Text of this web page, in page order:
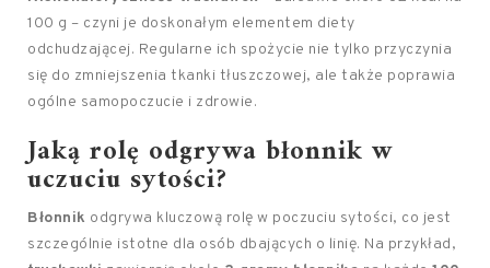
100 g – czyni je doskonałym elementem diety
odchudzającej. Regularne ich spożycie nie tylko przyczynia
się do zmniejszenia tkanki tłuszczowej, ale także poprawia
ogólne samopoczucie i zdrowie.
Jaką rolę odgrywa błonnik w
uczuciu sytości?
Błonnik odgrywa kluczową rolę w poczuciu sytości, co jest
szczególnie istotne dla osób dbających o linię. Na przykład,